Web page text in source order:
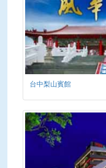
台中梨山賓館